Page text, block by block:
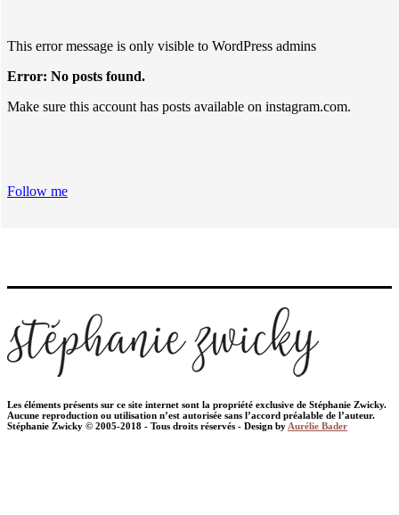
This error message is only visible to WordPress admins
Error: No posts found.
Make sure this account has posts available on instagram.com.
Follow me
Les éléments présents sur ce site internet sont la propriété exclusive de Stéphanie Zwicky.
Aucune reproduction ou utilisation n’est autorisée sans l’accord préalable de l’auteur.
Stéphanie Zwicky © 2005-2018 - Tous droits réservés - Design by Aurélie Bader